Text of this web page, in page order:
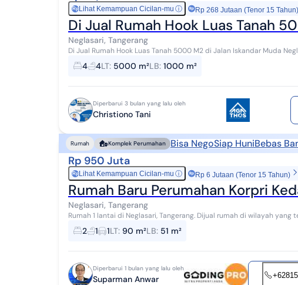
RpLihat Kemampuan Cicilan-mu ⓘ Rp 268 Jutaan (Tenor 15 Tahun)
Di Jual Rumah Hook Luas Tanah
Neglasari, Tangerang
Di Jual Rumah Hook Luas Tanah 5000 M2 di Jalan Iskandar Muda Neglasari Tangerang
4 4LT: 5000 m²LB: 1000 m²
Diperbarui 3 bulan yang lalu oleh
Christiono Tani
Rumah Komplek Perumahan Bisa NegoSiap HuniBebas
Rp 950 Juta
RpLihat Kemampuan Cicilan-mu ⓘ Rp 6 Jutaan (Tenor 15 Tahun)
Rumah Baru Perumahan Korpri
Neglasari, Tangerang
Rumah 1 lantai di Neglasari, Tangerang. Dijual rumah di wilayah yang tenang dengan pemandangan Lokasi
Pinggiran Kota. Properti 1 lantai bergaya mi...
2 1 1LT: 90 m²LB: 51 m²
Diperbarui 1 bulan yang lalu oleh
Suparman Anwar